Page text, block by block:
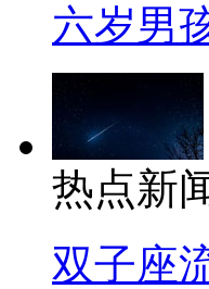
六岁男
热点新
双子座